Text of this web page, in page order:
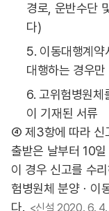
경로, 운반수단
다)
5. 이동대행계약
대행하는 경우
6. 고위험병원체
이 기재된 서류
④ 제3항에 따라 신
출받은 날부터 10
이 경우 신고를 수
험병원체 분양ㆍ이
다. <신설 2020. 6.